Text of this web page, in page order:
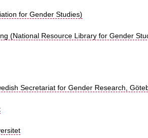
for Gender Studies)
(National Resource Library for Gender
Secretariat for Gender Research,